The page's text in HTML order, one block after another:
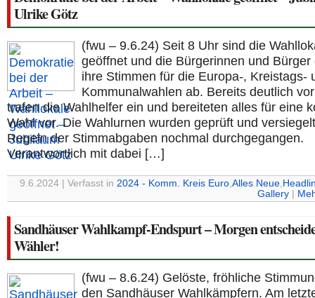
Ulrike Götz
(fwu – 9.6.24) Seit 8 Uhr sind die
geöffnet und die Bürgerinnen und Bürger
ihre Stimmen für die Europa-, Kreistags-
Kommunalwahlen ab. Bereits deutlich
trafen die Wahlhelfer ein und bereiteten alles für eine
Wahl vor. Die Wahlurnen wurden geprüft und
Regeln der Stimmabgaben nochmal durchgegangen.
Verantwortlich mit dabei […]
9.6.2024 | Verfasst in 2024 - Komm. Kreis Euro,Alles Neue,
Gallery
Sandhäuser Wahlkampf-Endspurt – Morgen
Wähler!
(fwu – 8.6.24) Gelöste, fröhliche
den Sandhäuser Wahlkämpfern. Am